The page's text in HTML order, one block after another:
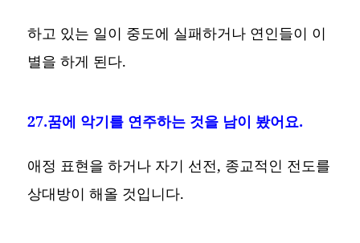
하고 있는 일이 중도에 실패하거나 연인들이 이
별을 하게 된다.
27.꿈에 악기를 연주하는 것을 남이 봤어요.
애정 표현을 하거나 자기 선전, 종교적인 전도를
상대방이 해올 것입니다.